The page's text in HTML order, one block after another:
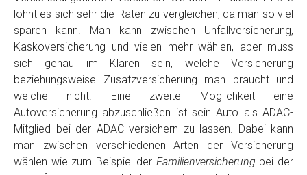
lohnt es sich sehr die Raten zu vergleichen, da man so viel
sparen kann. Man kann zwischen Unfallversicherung,
Kaskoversicherung und vielen mehr wählen, aber muss
sich genau im Klaren sein, welche Versicherung
beziehungsweise Zusatzversicherung man braucht und
welche nicht. Eine zweite Möglichkeit eine
Autoversicherung abzuschließen ist sein Auto als ADAC-
Mitglied bei der ADAC versichern zu lassen. Dabei kann
man zwischen verschiedenen Arten der Versicherung
wählen wie zum Beispiel der Familienversicherung bei der